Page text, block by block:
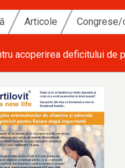
Articole Congrese/
acoperirea deficitului